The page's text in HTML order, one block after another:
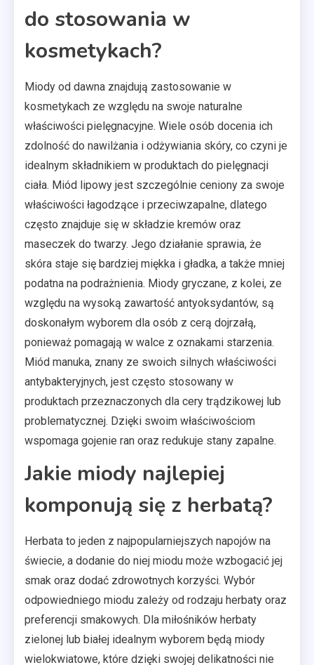
do stosowania w
kosmetykach?
Miody od dawna znajdują zastosowanie w
kosmetykach ze względu na swoje naturalne
właściwości pielęgnacyjne. Wiele osób docenia ich
zdolność do nawilżania i odżywiania skóry, co czyni je
idealnym składnikiem w produktach do pielęgnacji
ciała. Miód lipowy jest szczególnie ceniony za swoje
właściwości łagodzące i przeciwzapalne, dlatego
często znajduje się w składzie kremów oraz
maseczek do twarzy. Jego działanie sprawia, że
skóra staje się bardziej miękka i gładka, a także mniej
podatna na podrażnienia. Miody gryczane, z kolei, ze
względu na wysoką zawartość antyoksydantów, są
doskonałym wyborem dla osób z cerą dojrzałą,
ponieważ pomagają w walce z oznakami starzenia.
Miód manuka, znany ze swoich silnych właściwości
antybakteryjnych, jest często stosowany w
produktach przeznaczonych dla cery trądzikowej lub
problematycznej. Dzięki swoim właściwościom
wspomaga gojenie ran oraz redukuje stany zapalne.
Jakie miody najlepiej
komponują się z herbatą?
Herbata to jeden z najpopularniejszych napojów na
świecie, a dodanie do niej miodu może wzbogacić jej
smak oraz dodać zdrowotnych korzyści. Wybór
odpowiedniego miodu zależy od rodzaju herbaty oraz
preferencji smakowych. Dla miłośników herbaty
zielonej lub białej idealnym wyborem będą miody
wielokwiatowe, które dzięki swojej delikatności nie